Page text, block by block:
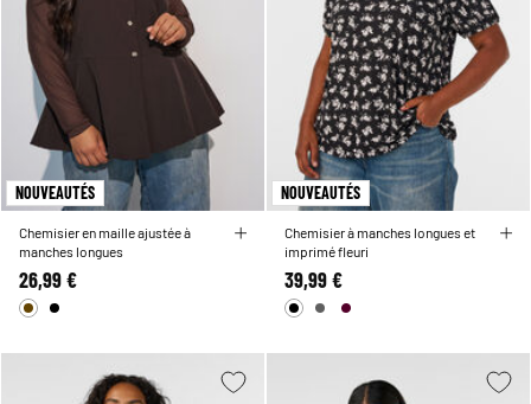
NOUVEAUTÉS
Chemisier en maille ajustée à
manches longues
26,99 €
NOUVEAUTÉS
Chemisier à manches longues et
imprimé fleuri
39,99 €